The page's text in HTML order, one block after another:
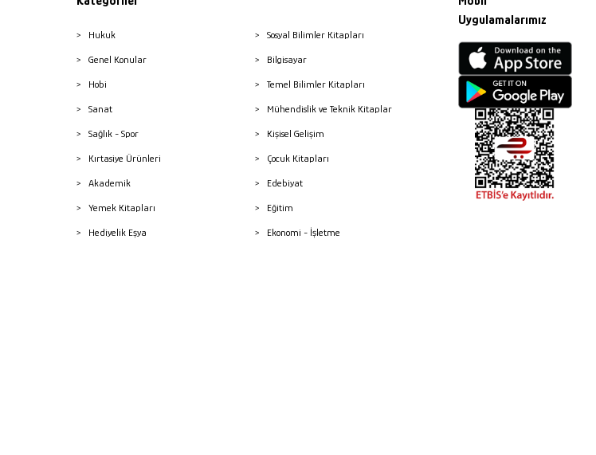
Hukuk
Genel Konular
Hobi
Sanat
Sağlık - Spor
Kırtasiye Ürünleri
Akademik
Yemek Kitapları
Hediyelik Eşya
Sosyal Bilimler Kitapları
Bilgisayar
Temel Bilimler Kitapları
Mühendislik ve Teknik Kitaplar
Kişisel Gelişim
Çocuk Kitapları
Edebiyat
Eğitim
Ekonomi - İşletme
Uygulamalarımız